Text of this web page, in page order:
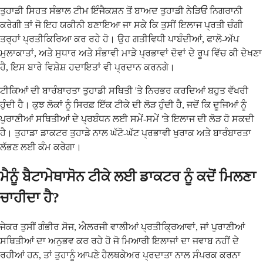
ਤੁਹਾਡੀ ਸਿਹਤ ਸੰਭਾਲ ਟੀਮ ਇੰਜੈਕਸ਼ਨ ਤੋਂ ਬਾਅਦ ਤੁਹਾਡੀ ਨੇੜਿਓਂ ਨਿਗਰਾਨੀ
ਕਰੇਗੀ ਤਾਂ ਜੋ ਇਹ ਯਕੀਨੀ ਬਣਾਇਆ ਜਾ ਸਕੇ ਕਿ ਤੁਸੀਂ ਇਲਾਜ ਪ੍ਰਤੀ ਚੰਗੀ
ਤਰ੍ਹਾਂ ਪ੍ਰਤੀਕਿਰਿਆ ਕਰ ਰਹੇ ਹੋ। ਉਹ ਗਤੀਵਿਧੀ ਪਾਬੰਦੀਆਂ, ਫਾਲੋ-ਅੱਪ
ਮੁਲਾਕਾਤਾਂ, ਅਤੇ ਸੁਧਾਰ ਅਤੇ ਸੰਭਾਵੀ ਮਾੜੇ ਪ੍ਰਭਾਵਾਂ ਦੋਵਾਂ ਦੇ ਰੂਪ ਵਿੱਚ ਕੀ ਦੇਖਣਾ
ਹੈ, ਇਸ ਬਾਰੇ ਵਿਸ਼ੇਸ਼ ਹਦਾਇਤਾਂ ਵੀ ਪ੍ਰਦਾਨ ਕਰਨਗੇ।
ਟੀਕਿਆਂ ਦੀ ਬਾਰੰਬਾਰਤਾ ਤੁਹਾਡੀ ਸਥਿਤੀ 'ਤੇ ਨਿਰਭਰ ਕਰਦਿਆਂ ਬਹੁਤ ਵੱਖਰੀ
ਹੁੰਦੀ ਹੈ। ਕੁਝ ਲੋਕਾਂ ਨੂੰ ਸਿਰਫ਼ ਇੱਕ ਟੀਕੇ ਦੀ ਲੋੜ ਹੁੰਦੀ ਹੈ, ਜਦੋਂ ਕਿ ਦੂਜਿਆਂ ਨੂੰ
ਪੁਰਾਣੀਆਂ ਸਥਿਤੀਆਂ ਦੇ ਪ੍ਰਬੰਧਨ ਲਈ ਸਮੇਂ-ਸਮੇਂ 'ਤੇ ਇਲਾਜ ਦੀ ਲੋੜ ਹੋ ਸਕਦੀ
ਹੈ। ਤੁਹਾਡਾ ਡਾਕਟਰ ਤੁਹਾਡੇ ਨਾਲ ਘੱਟੋ-ਘੱਟ ਪ੍ਰਭਾਵੀ ਖੁਰਾਕ ਅਤੇ ਬਾਰੰਬਾਰਤਾ
ਲੱਭਣ ਲਈ ਕੰਮ ਕਰੇਗਾ।
ਮੈਨੂੰ ਬੈਟਾਮੇਥਾਸੋਨ ਟੀਕੇ ਲਈ ਡਾਕਟਰ ਨੂੰ ਕਦੋਂ ਮਿਲਣਾ
ਚਾਹੀਦਾ ਹੈ?
ਜੇਕਰ ਤੁਸੀਂ ਗੰਭੀਰ ਸੋਜ, ਐਲਰਜੀ ਵਾਲੀਆਂ ਪ੍ਰਤੀਕ੍ਰਿਆਵਾਂ, ਜਾਂ ਪੁਰਾਣੀਆਂ
ਸਥਿਤੀਆਂ ਦਾ ਅਨੁਭਵ ਕਰ ਰਹੇ ਹੋ ਜੋ ਮਿਆਰੀ ਇਲਾਜਾਂ ਦਾ ਜਵਾਬ ਨਹੀਂ ਦੇ
ਰਹੀਆਂ ਹਨ, ਤਾਂ ਤੁਹਾਨੂੰ ਆਪਣੇ ਹੈਲਥਕੇਅਰ ਪ੍ਰਦਾਤਾ ਨਾਲ ਸੰਪਰਕ ਕਰਨਾ